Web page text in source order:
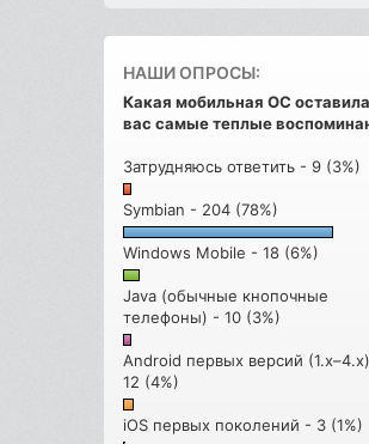
НАШИ ОПРОСЫ:
Какая мобильная ОС
вас самые теплые
Затрудняюсь ответить - 9 (3%)
Symbian - 204 (78%)
Windows Mobile - 18 (6%)
Java (обычные кнопочные
телефоны) - 10 (3%)
Android первых версий
12 (4%)
iOS первых поколений - 3 (1%)